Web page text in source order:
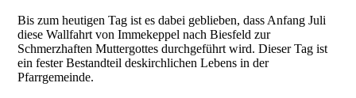
Bis zum heutigen Tag ist es dabei geblieben, dass Anfang Juli
diese Wallfahrt von Immekeppel nach Biesfeld zur
Schmerzhaften Muttergottes durchgeführt wird. Dieser Tag ist
ein fester Bestandteil deskirchlichen Lebens in der
Pfarrgemeinde.